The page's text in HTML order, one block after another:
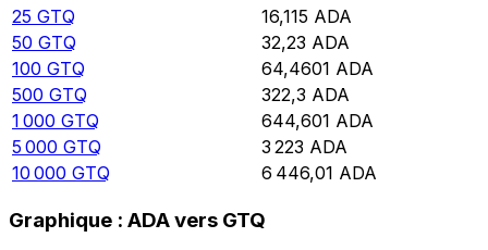
25 GTQ 16,115 ADA
50 GTQ 32,23 ADA
100 GTQ 64,4601 ADA
500 GTQ 322,3 ADA
1 000 GTQ 644,601 ADA
5 000 GTQ 3 223 ADA
10 000 GTQ 6 446,01 ADA
Graphique : ADA vers GTQ